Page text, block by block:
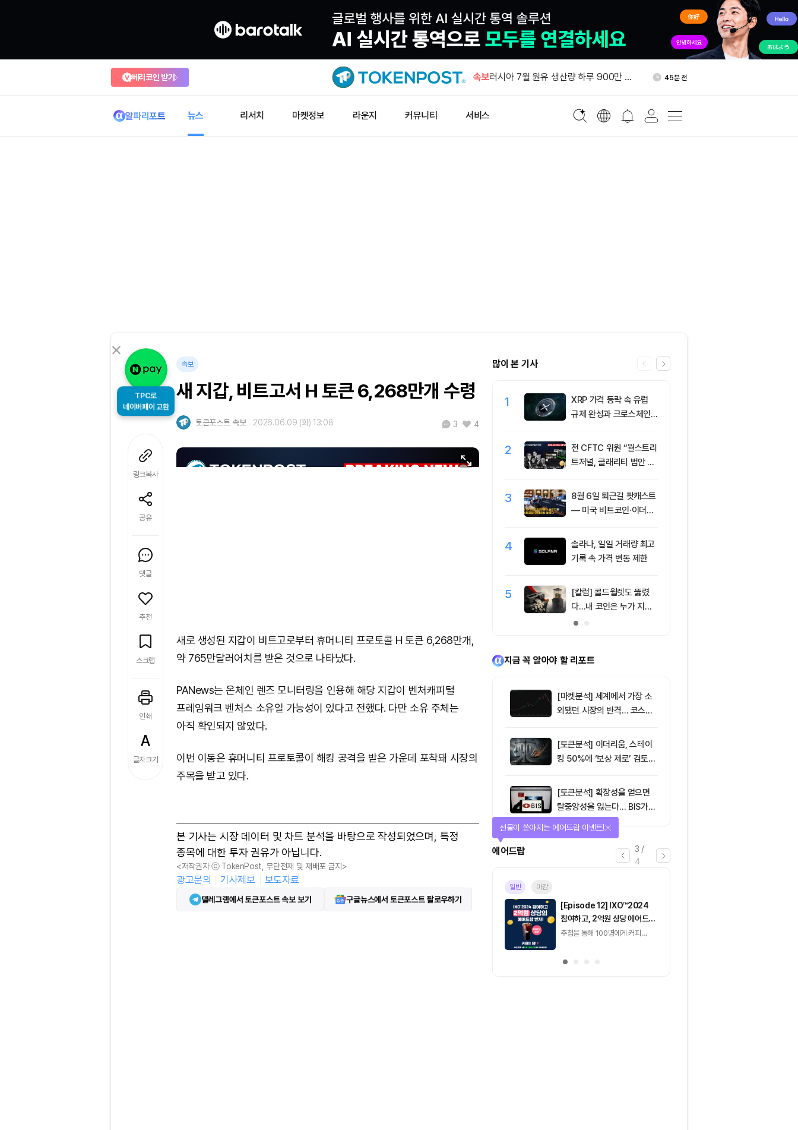
베리코인 받기 속보
JPYC, 3800만달러 B라운드 투자 유치 57분 전
러시아 7월 원유 생산량 하루 900만 배
45분 전
알파리포트 뉴스 리서치 마켓정보 라운지 커뮤니티 서비스
TPC로
네이버페이 교환
링크복사
공유
댓글
추천
스크랩
인쇄
글자크기
속보
새 지갑, 비트고서 H 토큰 6,268만개 수령
토큰포스트 속보 2026.06.09 (화) 13:08 3 4
새로 생성된 지갑이 비트고로부터 휴머니티 프로토콜 H 토큰 6,268만개,
약 765만달러어치를 받은 것으로 나타났다.
PANews는 온체인 렌즈 모니터링을 인용해 해당 지갑이 벤처캐피털
프레임워크 벤처스 소유일 가능성이 있다고 전했다. 다만 소유 주체는
아직 확인되지 않았다.
이번 이동은 휴머니티 프로토콜이 해킹 공격을 받은 가운데 포착돼 시장의
주목을 받고 있다.
본 기사는 시장 데이터 및 차트 분석을 바탕으로 작성되었으며, 특정
종목에 대한 투자 권유가 아닙니다.
<저작권자 ⓒ TokenPost, 무단전재 및 재배포 금지>
광고문의 기사제보 보도자료
텔레그램에서 토큰포스트 속보 보기 구글뉴스에서 토큰포스트 팔로우하기
많이 본 기사
1
XRP 가격 등락 속 유럽
규제 완성과 크로스체인
2
전 CFTC 위원 “월스트리
트저널, 클래리티 법안 오
3
8월 6일 퇴근길 팟캐스트
— 미국 비트코인·이더리
달러 순유입, 대형자산 쏠
림 강화
4
솔라나, 일일 거래량 최고
기록 속 가격 변동 제한
5
[칼럼] 콜드월렛도 뚫렸
다…내 코인은 누가 지키
나
지금 꼭 알아야 할 리포트
[마켓분석] 세계에서 가장 소
외됐던 시장의 반격… 코스피
[토큰분석] 이더리움, 스테이
킹 50%에 ‘보상 제로’ 검토…
역행인가
[토큰분석] 확장성을 얻으면
탈중앙성을 잃는다… BIS가
짚은 블록체인 ‘분열의 경제
3 /
4
에어드랍
선물이 쏟아지는 에어드랍 이벤트!
일반 마감
[Episode 12] IXO™2024
참여하고, 2억원 상당 에어드랍
받자!
추첨을 통해 100명에게 커피